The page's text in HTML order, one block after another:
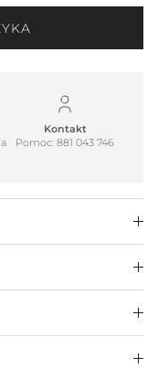
Kontakt
Pomoc: 881 043 746